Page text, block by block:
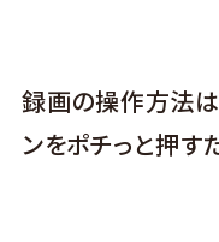
録画の操作方法
ンをポチっと押す